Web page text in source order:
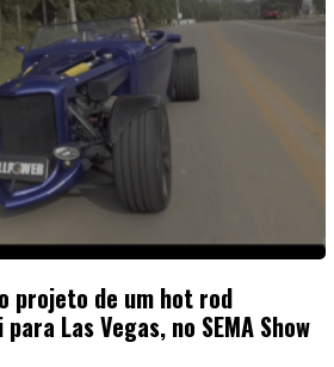
projeto de um hot rod
Las Vegas, no SEMA Show